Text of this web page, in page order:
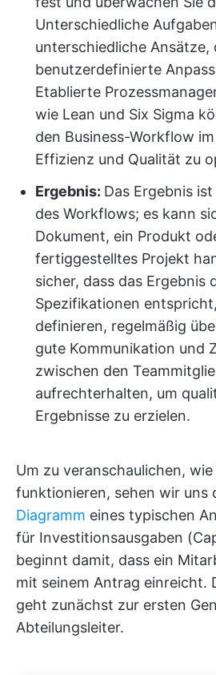
Unterschiedliche
unterschiedliche Ansätze,
benutzerdefinierte
Etablierte
wie Lean und Six Sigma
den Business-Workflow
Effizienz und Qualität zu
Ergebnis: Das Ergebnis
des Workflows; es kann
Dokument, ein Produkt
fertiggestelltes Projekt
sicher, dass das Ergebnis
Spezifikationen
definieren, regelmäßig
gute Kommunikation und
zwischen den
aufrechterhalten, um
Ergebnisse zu erzielen.
Um zu veranschaulichen,
funktionieren, sehen wir uns
Diagramm eines typischen
für Investitionsausgaben
beginnt damit, dass ein
mit seinem Antrag einreicht.
geht zunächst zur ersten
Abteilungsleiter.